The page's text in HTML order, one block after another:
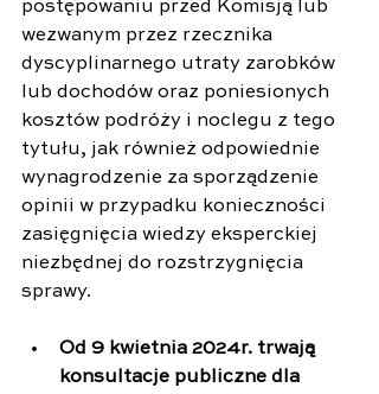
postępowaniu przed Komisją lub
wezwanym przez rzecznika
dyscyplinarnego utraty zarobków
lub dochodów oraz poniesionych
kosztów podróży i noclegu z tego
tytułu, jak również odpowiednie
wynagrodzenie za sporządzenie
opinii w przypadku konieczności
zasięgnięcia wiedzy eksperckiej
niezbędnej do rozstrzygnięcia
sprawy.
Od 9 kwietnia 2024r. trwają
konsultacje publiczne dla